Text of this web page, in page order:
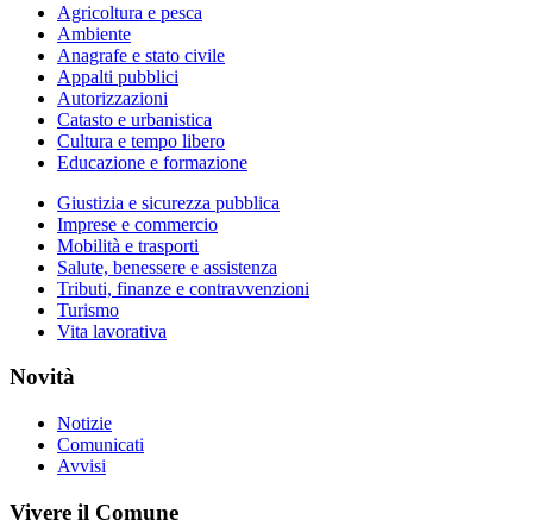
Agricoltura e pesca
Ambiente
Anagrafe e stato civile
Appalti pubblici
Autorizzazioni
Catasto e urbanistica
Cultura e tempo libero
Educazione e formazione
Giustizia e sicurezza pubblica
Imprese e commercio
Mobilità e trasporti
Salute, benessere e assistenza
Tributi, finanze e contravvenzioni
Turismo
Vita lavorativa
Novità
Notizie
Comunicati
Avvisi
Vivere il Comune